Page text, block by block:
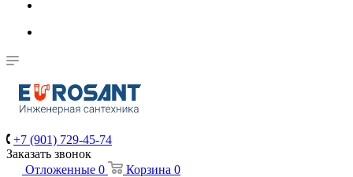
+7 (901) 729-45-74
Заказать звонок
Отложенные 0 Корзина 0